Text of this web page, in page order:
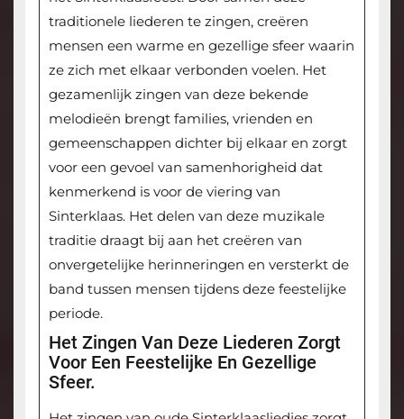
traditionele liederen te zingen, creëren
mensen een warme en gezellige sfeer waarin
ze zich met elkaar verbonden voelen. Het
gezamenlijk zingen van deze bekende
melodieën brengt families, vrienden en
gemeenschappen dichter bij elkaar en zorgt
voor een gevoel van samenhorigheid dat
kenmerkend is voor de viering van
Sinterklaas. Het delen van deze muzikale
traditie draagt bij aan het creëren van
onvergetelijke herinneringen en versterkt de
band tussen mensen tijdens deze feestelijke
periode.
Het Zingen Van Deze Liederen Zorgt
Voor Een Feestelijke En Gezellige
Sfeer.